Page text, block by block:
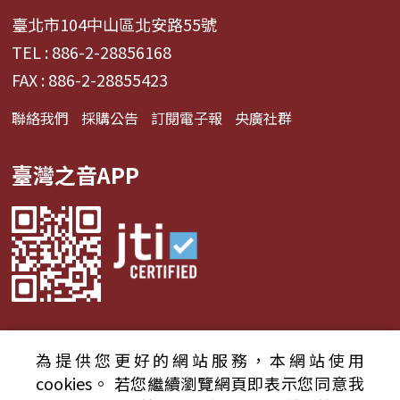
臺北市104中山區北安路55號
TEL : 886-2-28856168
FAX : 886-2-28855423
聯絡我們 採購公告 訂閱電子報 央廣社群
臺灣之音APP
© 2024財團法人中央廣播電臺 版權所有
為提供您更好的網站服務，本網站使用
cookies。 若您繼續瀏覽網頁即表示您同意我